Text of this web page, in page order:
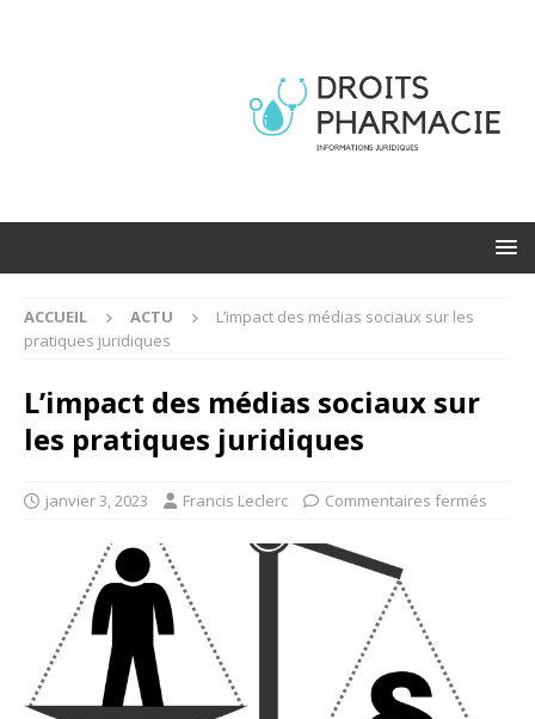
ACCUEIL ACTU
L’impact des médias sociaux sur les
pratiques juridiques
L’impact des médias sociaux sur
les pratiques juridiques
janvier 3, 2023 Francis Leclerc Commentaires fermés